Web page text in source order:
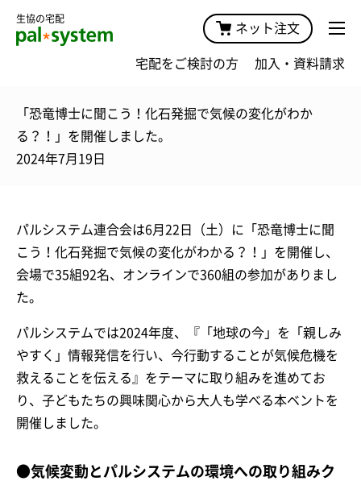
生協の宅配
ネット注文
宅配をご検討の方 加入・資料請求
「恐竜博士に聞こう！化石発掘で気候の変化がわか
る？！」を開催しました。
2024年7月19日
パルシステム連合会は6月22日（土）に「恐竜博士に聞
こう！化石発掘で気候の変化がわかる？！」を開催し、
会場で35組92名、オンラインで360組の参加がありまし
た。
パルシステムでは2024年度、『「地球の今」を「親しみ
やすく」情報発信を行い、今行動することが気候危機を
救えることを伝える』をテーマに取り組みを進めてお
り、子どもたちの興味関心から大人も学べる本ベントを
開催しました。
●気候変動とパルシステムの環境への取り組みク